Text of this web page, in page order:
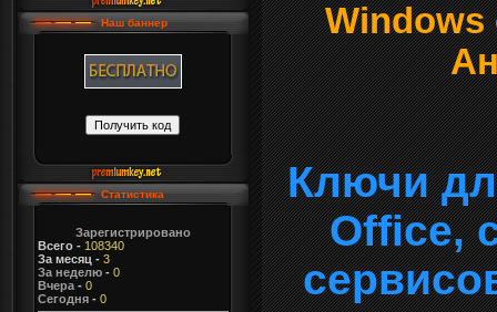
Наш баннер
Статистика
Зарегистрировано
Всего- 108340
За месяц - 3
За неделю- 0
Вчера- 0
Сегодня- 0
Windows
Ключи
Office,